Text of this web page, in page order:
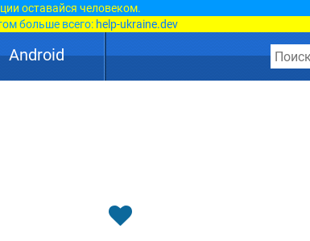
оставайся человеком.
больше всего: help-ukraine.dev
Android